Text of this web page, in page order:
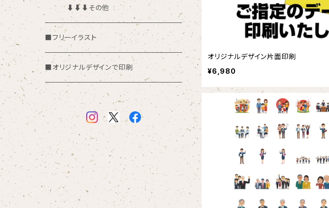
オリジナルデザイン片面印刷
¥6,980
⬇︎⬇︎⬇︎その他
■フリーイラスト
■オリジナルデザインで印刷